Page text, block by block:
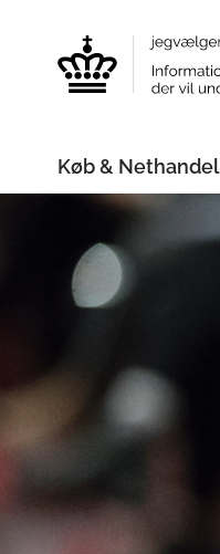
Køb & Nethandel